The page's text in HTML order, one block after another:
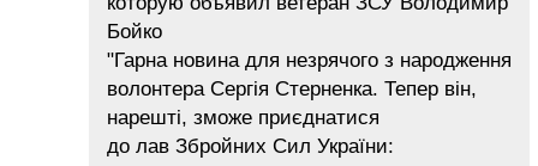
Бойко
"Гарна новина для незрячого з народження
волонтера Сергія Стерненка. Тепер він,
нарешті, зможе приєднатися
до лав Збройних Сил України: